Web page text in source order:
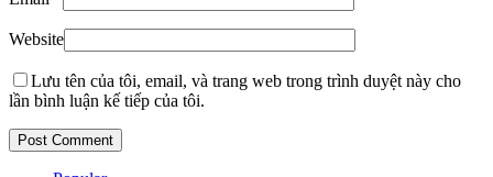
Website
Lưu tên của tôi, email, và trang web trong trình duyệt này cho
lần bình luận kế tiếp của tôi.